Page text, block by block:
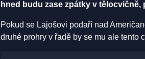
hned budu zase zpátky v
Pokud se Lajošovi podaří nad
druhé prohry v řadě by se mu ale tento